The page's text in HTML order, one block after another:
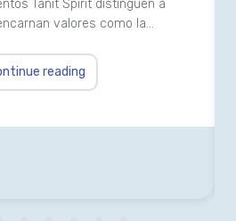
Tanit Spirit distinguen a
valores como la…
reading